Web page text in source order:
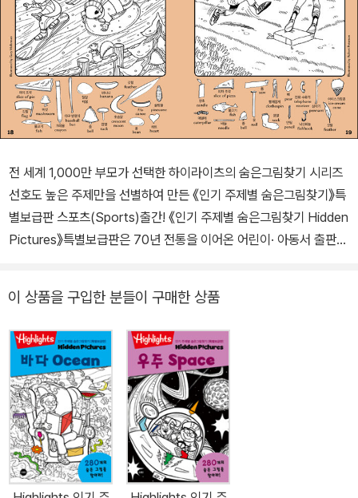
전 세계 1,000만 부모가 선택한 하이라이츠의 숨은그림찾기 시리즈
선호도 높은 주제만을 선별하여 만든 《인기 주제별 숨은그림찾기》특
별보급판 스포츠(Sports)출간! 《인기 주제별 숨은그림찾기 Hidden
Pictures》특별보급판은 70년 전통을 이어온 어린이· 아동서 출판의
놓은 물건들을 찾으며 아이들은 자신감을 갖게 되고, 집중력과 관찰
력을 기르게 된다. 특히, 인기 주제별로 그림 장면마다 같은 사물에 대
한 모습이 다르게 그려져 있어 사물을 바라보는 다양한 시각과 창의
적인 사고능력을 기를 수 있게 해주는 것이 이 책의 가장 큰 장점이자,
전 세계 부모들이 이 책을 선택한 이유이다. 어린이· 아동서 왜 하이라
이츠를 선택해야 할까? 지난 70년간 아이들의 자아실현을 위한 최고
의 제품 개발에 주력해온 하이라이츠는 ‘즐겁게 재능계발하기’ 라는
철학을 바탕으로 즐거움을 주는 이야기와 탐구심을 키워주는 그림,
흥미진진한 활동을 포함한 어린이· 아동서를 출간해왔다. 하이라이츠
이 상품을 구입한 분들이 구매한 상품